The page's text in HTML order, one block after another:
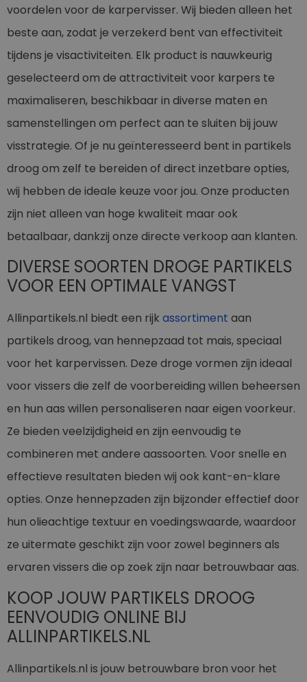
voordelen voor de karpervisser. Wij bieden alleen het
beste aan, zodat je verzekerd bent van effectiviteit
tijdens je visactiviteiten. Elk product is nauwkeurig
geselecteerd om de attractiviteit voor karpers te
maximaliseren, beschikbaar in diverse maten en
samenstellingen om perfect aan te sluiten bij jouw
visstrategie. Of je nu geïnteresseerd bent in partikels
droog om zelf te bereiden of direct inzetbare opties,
wij hebben de ideale keuze voor jou. Onze producten
zijn niet alleen van hoge kwaliteit maar ook
betaalbaar, dankzij onze directe verkoop aan klanten.
DIVERSE SOORTEN DROGE PARTIKELS
VOOR EEN OPTIMALE VANGST
Allinpartikels.nl biedt een rijk assortiment aan
partikels droog, van hennepzaad tot mais, speciaal
voor het karpervissen. Deze droge vormen zijn ideaal
voor vissers die zelf de voorbereiding willen beheersen
en hun aas willen personaliseren naar eigen voorkeur.
Ze bieden veelzijdigheid en zijn eenvoudig te
combineren met andere aassoorten. Voor snelle en
effectieve resultaten bieden wij ook kant-en-klare
opties. Onze hennepzaden zijn bijzonder effectief door
hun olieachtige textuur en voedingswaarde, waardoor
ze uitermate geschikt zijn voor zowel beginners als
ervaren vissers die op zoek zijn naar betrouwbaar aas.
KOOP JOUW PARTIKELS DROOG
EENVOUDIG ONLINE BIJ
ALLINPARTIKELS.NL
Allinpartikels.nl is jouw betrouwbare bron voor het